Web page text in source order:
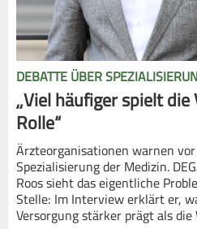
DEBATTE ÜBER
„Viel häufiger spielt
Rolle“
Ärzteorganisationen warnen
Spezialisierung der Medizin.
Roos sieht das eigentliche
Stelle: Im Interview erklärt er,
Versorgung stärker prägt als